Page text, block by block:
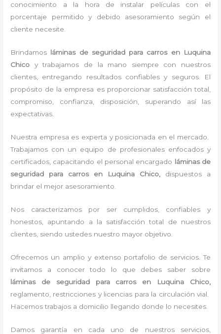
conocimiento a la hora de instalar películas con el
porcentaje permitido y debido asesoramiento según el
cliente necesite.
Brindamos láminas de seguridad para carros en Luquina
Chico y
trabajamos de la mano siempre con nuestros
clientes, entregando resultados confiables y seguros. El
propósito de la empresa es proporcionar satisfacción total,
compromiso, confianza, disposición, superando así las
expectativas.
Nuestra empresa es experta y posicionada en el mercado.
Trabajamos con un equipo de profesionales enfocados y
certificados, capacitando el personal encargado láminas de
seguridad para carros
en Luquina Chico,
dispuestos a
brindar el mejor asesoramiento.
Nos caracterizamos por ser cumplidos, confiables y
honestos, apuntando a la satisfacción total de nuestros
clientes, siendo ustedes nuestro mayor objetivo.
Ofrecemos un amplio y extenso portafolio de servicios. Te
invitamos a conocer todo lo que debes saber sobre
láminas de seguridad para carros
en Luquina Chico,
reglamento, restricciones y licencias para la circulación vial.
Hacemos trabajos a domicilio llegando donde lo necesites.
Damos garantía en cada uno de nuestros servicios,